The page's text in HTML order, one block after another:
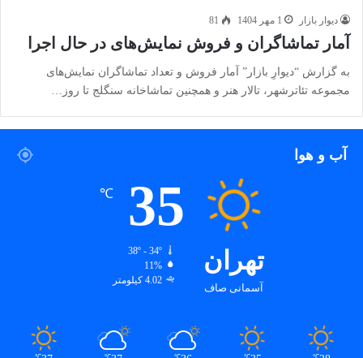
دیوار بازار 1 مهر 1404 81
آمار تماشاگران و فروش نمایش‌های در حال اجرا
به گزارش “دیوارِ بازار” آمار فروش و تعداد تماشاگران نمایش‌های
مجموعه‌ تئاترشهر، تالار ‌هنر و همچنین تماشاخانه‌ سنگلج تا روز…
آب و هوا
تهران
آسمانی صاف
35
℃
38º - 34º
11%
4.02 کیلومتر